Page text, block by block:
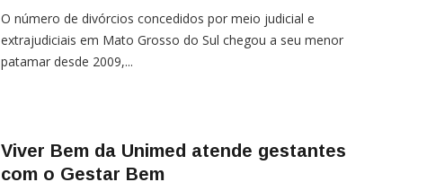
O número de divórcios concedidos por meio judicial e
extrajudiciais em Mato Grosso do Sul chegou a seu menor
patamar desde 2009,...
Viver Bem da Unimed atende gestantes
com o Gestar Bem